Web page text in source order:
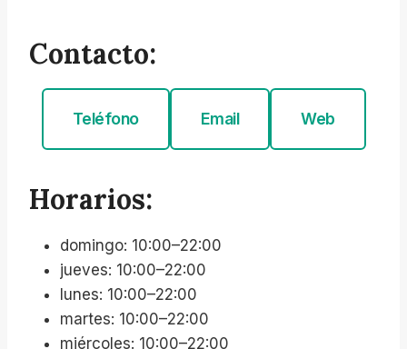
Contacto:
Teléfono Email Web
Horarios:
domingo: 10:00–22:00
jueves: 10:00–22:00
lunes: 10:00–22:00
martes: 10:00–22:00
miércoles: 10:00–22:00